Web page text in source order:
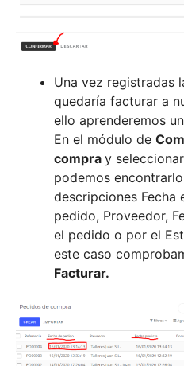
Una vez registradas
quedaría facturar a
ello aprenderemos
En el módulo de
compra y
podemos
descripciones Fecha
pedido, Proveedor,
el pedido o por el
este caso
Facturar.